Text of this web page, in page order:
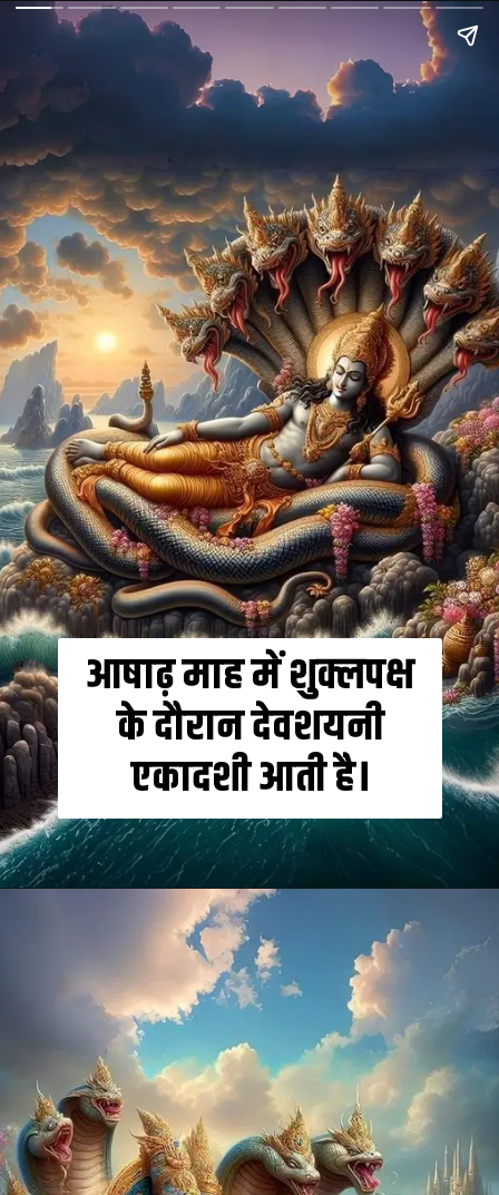
आषाढ़ माह में शुक्लपक्ष
के दौरान देवशयनी
एकादशी आती है।